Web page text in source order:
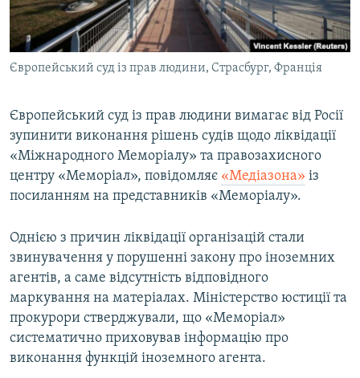
ВІДЕОУРОКИ «ELIFBE»
СВІДЧЕННЯ ОКУПАЦІЇ
УКРАЇНСЬКА ПРОБЛЕМА КРИМУ
Русский
Qırımtatar
Усі сайти RFE/RL
Європейський суд із прав людини, Страсбург, Франція
Європейський суд із прав людини вимагає від Росії
зупинити виконання рішень судів щодо ліквідації
«Міжнародного Меморіалу» та правозахисного
центру «Меморіал», повідомляє «Медіазона» із
посиланням на представників «Меморіалу».
Однією з причин ліквідації організацій стали
звинувачення у порушенні закону про іноземних
агентів, а саме відсутність відповідного
маркування на матеріалах. Міністерство юстиції та
прокурори стверджували, що «Меморіал»
систематично приховував інформацію про
виконання функцій іноземного агента.